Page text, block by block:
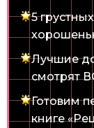
5
Лучшие
смотрят
Готовим
книге